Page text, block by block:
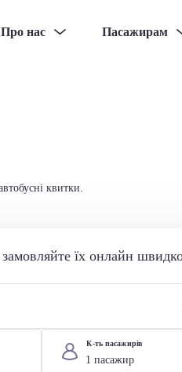
Про нас Пасажирам
квитки.
їх онлайн
К-ть пасажирів